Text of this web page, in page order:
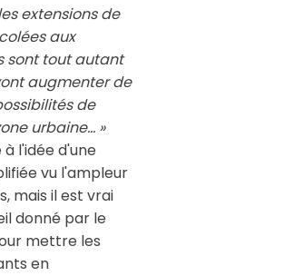
extensions de
aux
sont tout autant
augmenter de
de
urbaine… »
à l'idée d'une
vu l'ampleur
mais il est vrai
donné par le
mettre les
en